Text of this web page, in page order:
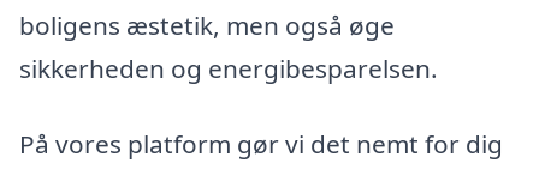
boligens æstetik, men også øge
sikkerheden og energibesparelsen.
På vores platform gør vi det nemt for dig